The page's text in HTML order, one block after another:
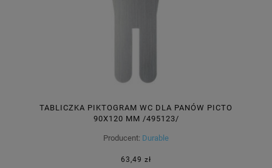
TABLICZKA PIKTOGRAM WC DLA PANÓW PICTO
90X120 MM /495123/
Producent: Durable
63,49 zł